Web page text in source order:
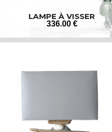
LAMPE À VISSER
336.00 €